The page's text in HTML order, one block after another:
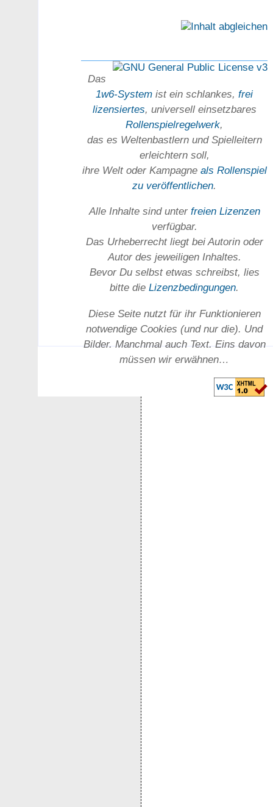
Das
1w6-System ist ein schlankes,frei
lizensiertes, universell einsetz­bares
Rollen­spielregel­werk,
das es Welten­bastlern und Spiel­leitern
erleichtern soll,
ihre Welt oder Kam­pagne als Rollenspiel
zu ver­öffent­lichen.
Alle Inhalte sind unter freien Lizenzen
verfügbar.
Das Urheber­recht liegt bei Autorin oder
Autor des jeweiligen In­haltes.
Bevor Du selbst etwas schreibst, lies
bitte dieLizenz­bedingungen.
Diese Seite nutzt für ihr Funktionieren
notwendige Cookies (und nur die). Und
Bilder. Manchmal auch Text. Eins davon
müssen wir erwähnen…